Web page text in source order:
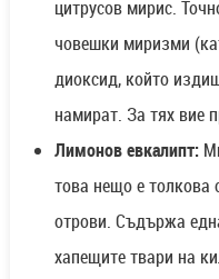
цитрусов мирис.
човешки миризми
диоксид, който
намират. За тях вие
Лимонов евкалипт:
това нещо е толкова
отрови. Съдържа
хапещите твари на